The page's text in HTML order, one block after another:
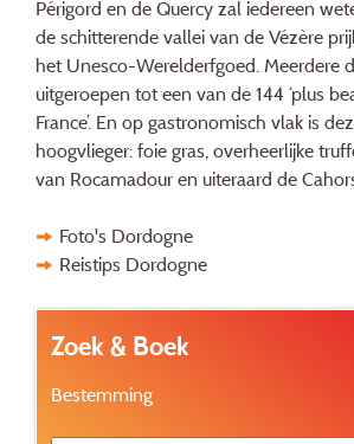
Périgord en de Quercy zal iedereen
de schitterende vallei van de Vézère
het Unesco-Werelderfgoed. Meerdere
uitgeroepen tot een van de 144 ‘plus
France’. En op gastronomisch vlak is
hoogvlieger: foie gras, overheerlijke
van Rocamadour en uiteraard de
Foto's Dordogne
Reistips Dordogne
Zoek & Boek
Bestemming